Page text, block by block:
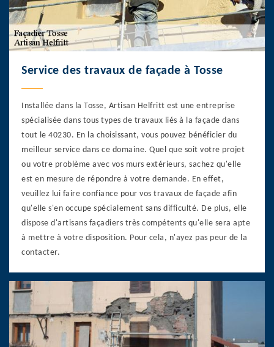
Service des travaux de façade à Tosse
Installée dans la Tosse, Artisan Helfritt est une entreprise
spécialisée dans tous types de travaux liés à la façade dans
tout le 40230. En la choisissant, vous pouvez bénéficier du
meilleur service dans ce domaine. Quel que soit votre projet
ou votre problème avec vos murs extérieurs, sachez qu'elle
est en mesure de répondre à votre demande. En effet,
veuillez lui faire confiance pour vos travaux de façade afin
qu'elle s'en occupe spécialement sans difficulté. De plus, elle
dispose d'artisans façadiers très compétents qu'elle sera apte
à mettre à votre disposition. Pour cela, n'ayez pas peur de la
contacter.